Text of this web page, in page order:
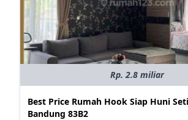
Rp. 2.8 miliar
Best Price Rumah Hook Siap Huni
Bandung 83B2